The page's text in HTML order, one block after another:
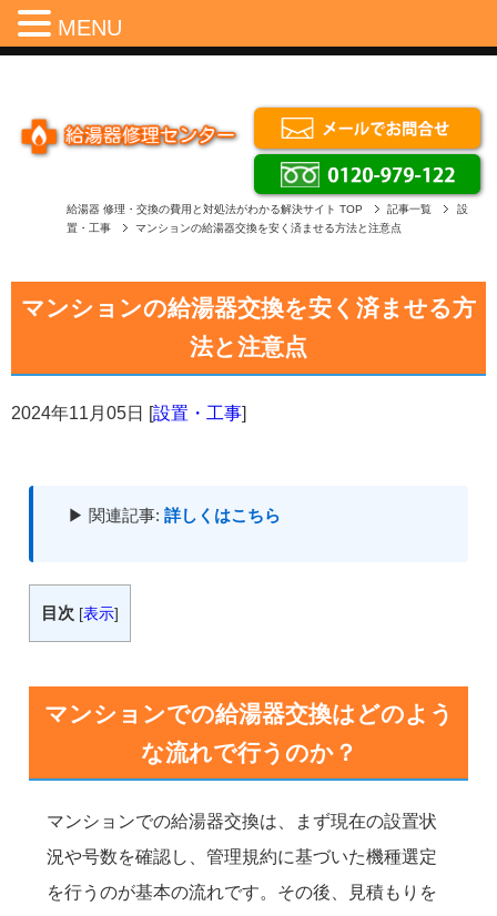
給湯器 修理・交換の費用と対処法がわかる解決サイト TOP 記事一覧
設
置・工事
マンションの給湯器交換を安く済ませる方法と注意点
マンションの給湯器交換を安く済ませる方
法と注意点
2024年11月05日 設置・工事
▶ 関連記事: 詳しくはこちら
目次 [表示]
マンションでの給湯器交換はどのよう
な流れで行うのか？
マンションでの給湯器交換は、まず現在の設置状
況や号数を確認し、管理規約に基づいた機種選定
を行うのが基本の流れです。その後、見積もりを
MENU
Menu